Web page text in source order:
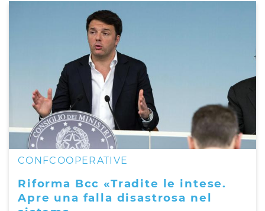
CONFCOOPERATIVE
Riforma Bcc «Tradite le intese.
Apre una falla disastrosa nel